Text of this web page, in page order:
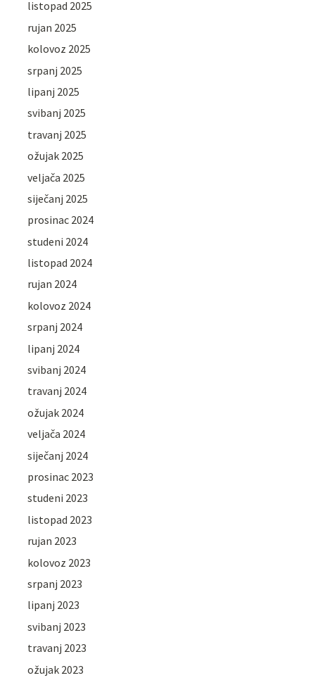
listopad 2025
rujan 2025
kolovoz 2025
srpanj 2025
lipanj 2025
svibanj 2025
travanj 2025
ožujak 2025
veljača 2025
siječanj 2025
prosinac 2024
studeni 2024
listopad 2024
rujan 2024
kolovoz 2024
srpanj 2024
lipanj 2024
svibanj 2024
travanj 2024
ožujak 2024
veljača 2024
siječanj 2024
prosinac 2023
studeni 2023
listopad 2023
rujan 2023
kolovoz 2023
srpanj 2023
lipanj 2023
svibanj 2023
travanj 2023
ožujak 2023